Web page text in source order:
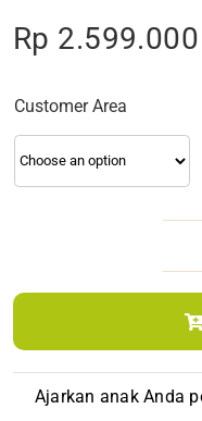
Rp 2.599.000
Customer Area
Ajarkan anak Anda